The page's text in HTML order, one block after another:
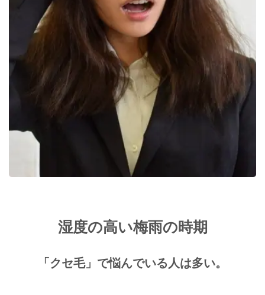
湿度の高い梅雨の時期
「クセ毛」で悩んでいる人は多い。